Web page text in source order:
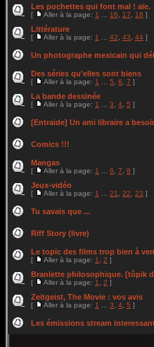
Les pochettes qui font mal ! aïe.
[ Aller à la page: 1 16 17 18 ]
Littérature
[ Aller à la page: 1 42 43 44 ]
Un photographe mexicain qui
Des séries qu'elles sont biens
[ Aller à la page: 1 5 6 7 ]
La bande dessinée
[ Aller à la page: 1 3 4 5 ]
[Entraide] Un ami libraire a
Comics !!!
Mangas
[ Aller à la page: 1 6 7 8 ]
Jeux-vidéo
[ Aller à la page: 1 21 22 23 ]
Tu savais que ...
Riff Story (livre)
Le topic des films trop bien à
[ Aller à la page: 1 2 ]
Branlette philosophique. [tôpik
[ Aller à la page: 1 2 ]
Zeitgeist, The Movie : vos avis
[ Aller à la page: 1 3 4 5 ]
Les émissions stream